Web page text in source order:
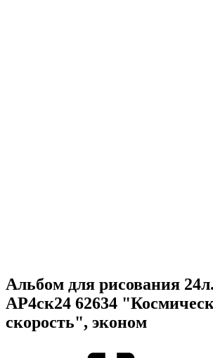
Альбом для рисования
АР4ск24 62634
скорость", эконом